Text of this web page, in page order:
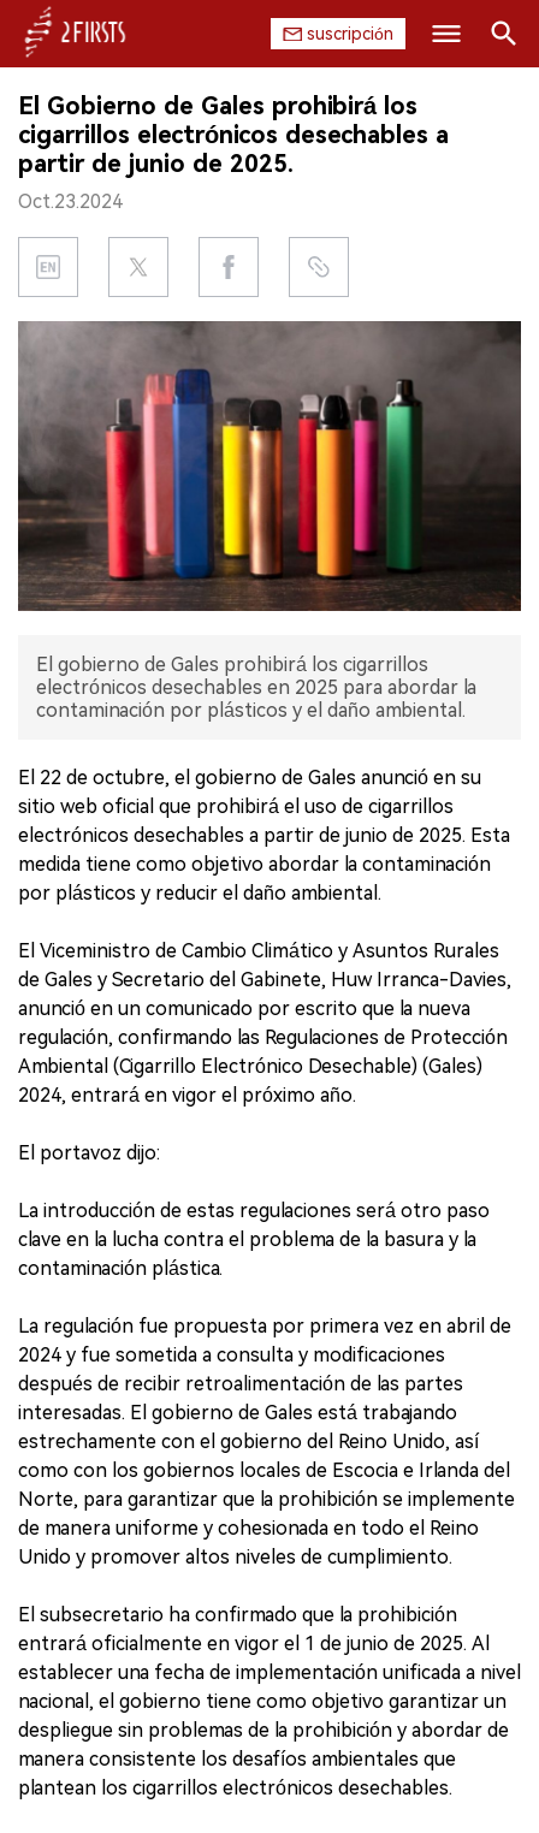
suscripción
INICIO
EMPRESA
PRODUCTO
REGULACIÓN
EXPOSICIÓN
ENTREVISTA
El Gobierno de Gales prohibirá los
cigarrillos electrónicos desechables a
partir de junio de 2025.
Oct.23.2024
El gobierno de Gales prohibirá los cigarrillos
electrónicos desechables en 2025 para abordar la
contaminación por plásticos y el daño ambiental.
El 22 de octubre, el gobierno de Gales anunció en su
sitio web oficial que prohibirá el uso de cigarrillos
electrónicos desechables a partir de junio de 2025. Esta
medida tiene como objetivo abordar la contaminación
por plásticos y reducir el daño ambiental.
El Viceministro de Cambio Climático y Asuntos Rurales
de Gales y Secretario del Gabinete, Huw Irranca-Davies,
anunció en un comunicado por escrito que la nueva
regulación, confirmando las Regulaciones de Protección
Ambiental (Cigarrillo Electrónico Desechable) (Gales)
2024, entrará en vigor el próximo año.
El portavoz dijo:
La introducción de estas regulaciones será otro paso
clave en la lucha contra el problema de la basura y la
contaminación plástica.
La regulación fue propuesta por primera vez en abril de
2024 y fue sometida a consulta y modificaciones
después de recibir retroalimentación de las partes
interesadas. El gobierno de Gales está trabajando
estrechamente con el gobierno del Reino Unido, así
como con los gobiernos locales de Escocia e Irlanda del
Norte, para garantizar que la prohibición se implemente
de manera uniforme y cohesionada en todo el Reino
Unido y promover altos niveles de cumplimiento.
El subsecretario ha confirmado que la prohibición
entrará oficialmente en vigor el 1 de junio de 2025. Al
establecer una fecha de implementación unificada a nivel
nacional, el gobierno tiene como objetivo garantizar un
despliegue sin problemas de la prohibición y abordar de
manera consistente los desafíos ambientales que
plantean los cigarrillos electrónicos desechables.